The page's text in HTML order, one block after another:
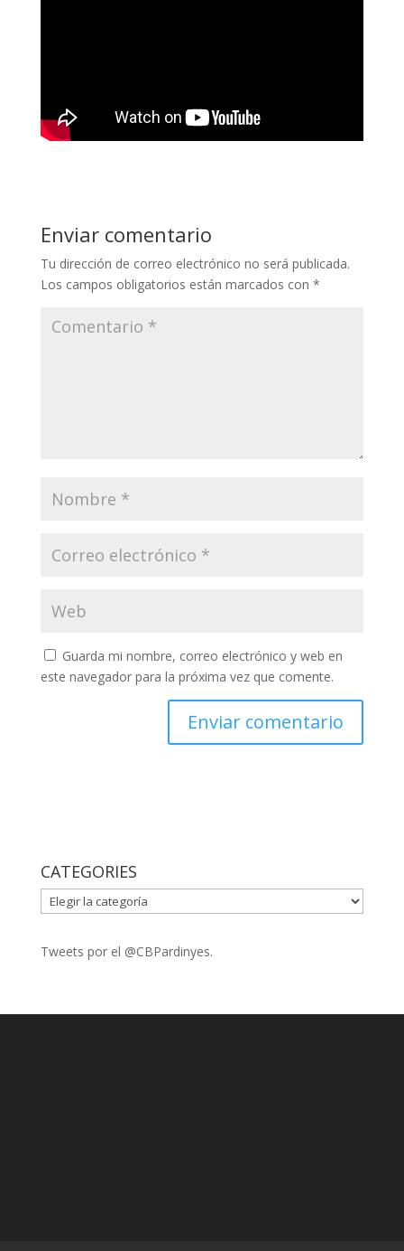
Enviar comentario
Tu dirección de correo electrónico no será publicada.
Los campos obligatorios están marcados con *
Guarda mi nombre, correo electrónico y web en
este navegador para la próxima vez que comente.
CATEGORIES
CATEGORIES
Tweets por el @CBPardinyes.